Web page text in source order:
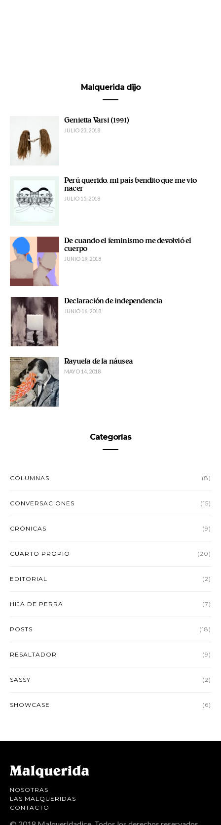
Malquerida dijo
Genietta Varsi (1991)
JULIO 23, 2018
Perú querido, mi país bendito que me vio
nacer
JULIO 15, 2018
De cuando el feminismo me devolvió el
cuerpo
JUNIO 19, 2018
Declaración de independencia
JUNIO 16, 2018
Rayuela de la náusea
MAYO 14, 2018
Categorías
COLUMNAS (8)
CONVERSACIONES (15)
CRÓNICAS (9)
CUARTO PROPIO (20)
EDITORIAL (2)
HIJA DE PERRA (7)
POSTS (18)
RESALTADOR (9)
SASSY (2)
SHOWCASE (6)
NOSOTRAS
LAS MALQUERIDAS
CONTACTO